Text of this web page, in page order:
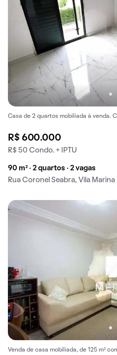
Casa de 2 quartos mobiliada à venda.
R$ 600.000
R$ 50 Condo. + IPTU
90 m² · 2 quartos · 2 vagas
Rua Coronel Seabra, Vila Marina
Venda de casa mobiliada, de 125 m²